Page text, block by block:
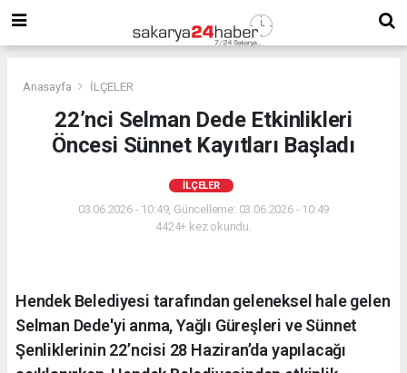
Anasayfa İLÇELER
22’nci Selman Dede Etkinlikleri
Öncesi Sünnet Kayıtları Başladı
İLÇELER
03.06.2026 - 10:49, Güncelleme: 03.06.2026 - 10:49
4424+ kez okundu.
Hendek Belediyesi tarafından geleneksel hale gelen
Selman Dede'yi anma, Yağlı Güreşleri ve Sünnet
Şenliklerinin 22’ncisi 28 Haziran’da yapılacağı